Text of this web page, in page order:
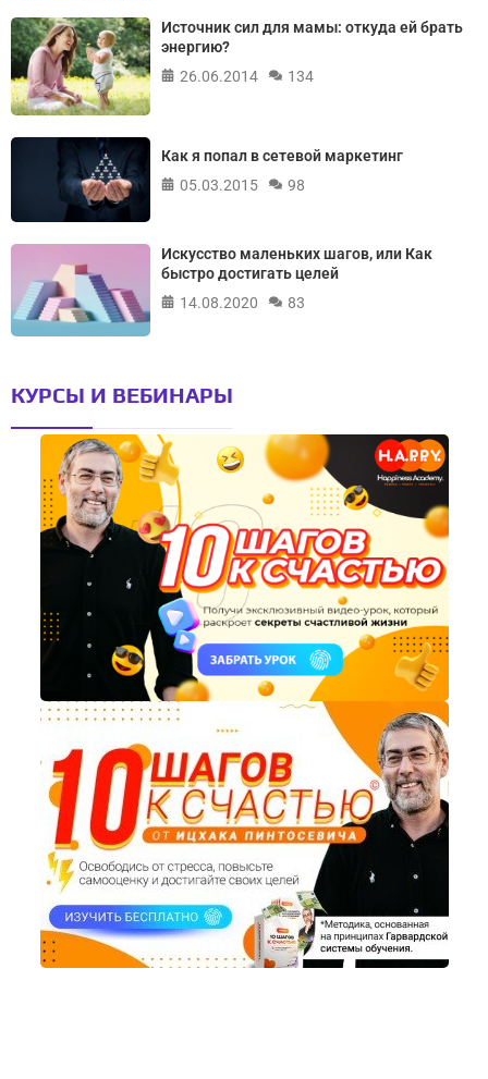
Источник сил для мамы: откуда ей брать
энергию?
26.06.2014
134
Как я попал в сетевой маркетинг
05.03.2015
98
Искусство маленьких шагов, или Как
быстро достигать целей
14.08.2020
83
КУРСЫ И ВЕБИНАРЫ